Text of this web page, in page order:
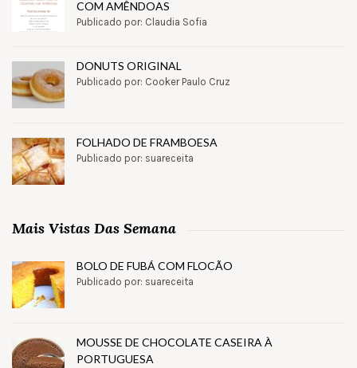
COM AMÊNDOAS
Publicado por: Claudia Sofia
DONUTS ORIGINAL
Publicado por: Cooker Paulo Cruz
FOLHADO DE FRAMBOESA
Publicado por: suareceita
Mais Vistas Das Semana
BOLO DE FUBÁ COM FLOCÃO
Publicado por: suareceita
MOUSSE DE CHOCOLATE CASEIRA À
PORTUGUESA